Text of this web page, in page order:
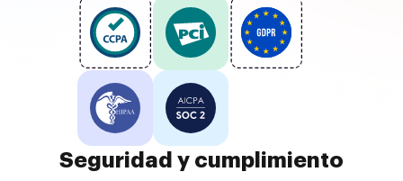
Seguridad y cumplimiento